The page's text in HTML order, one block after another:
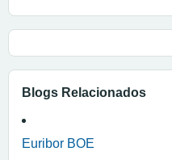
Blogs Relacionados
Euribor BOE